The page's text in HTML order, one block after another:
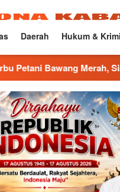
Daerah Hukum &
Merah, Siapa Ambil